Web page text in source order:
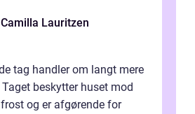
Camilla Lauritzen
tag handler om langt mere
beskytter huset mod
og er afgørende for